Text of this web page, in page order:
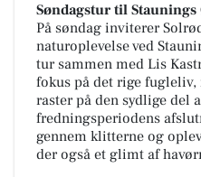
Søndagstur til
På søndag inviterer
naturoplevelse ved
tur sammen med Lis
fokus på det rige
raster på den sydlige del
fredningsperiodens
gennem klitterne og
der også et glimt af